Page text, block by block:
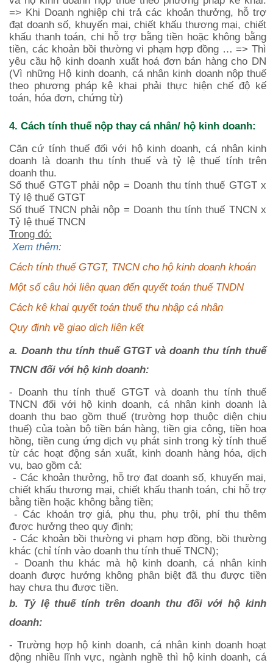
=> Khi Doanh nghiệp chi trả các khoản thưởng, hỗ trợ
đạt doanh số, khuyến mại, chiết khấu thương mại, chiết
khấu thanh toán, chi hỗ trợ bằng tiền hoặc không bằng
tiền, các khoản bồi thường vi phạm hợp đồng … => Thì
yêu cầu hộ kinh doanh xuất hoá đơn bán hàng cho DN
(Vì những Hộ kinh doanh, cá nhân kinh doanh nộp thuế
theo phương pháp kê khai phải thực hiện chế độ kế
toán, hóa đơn, chứng từ)
4. Cách tính thuế nộp thay cá nhân/ hộ kinh doanh:
Căn cứ tính thuế đối với hộ kinh doanh, cá nhân kinh
doanh là doanh thu tính thuế và tỷ lệ thuế tính trên
doanh thu.
Số thuế GTGT phải nộp = Doanh thu tính thuế GTGT x
Tỷ lệ thuế GTGT
Số thuế TNCN phải nộp = Doanh thu tính thuế TNCN x
Tỷ lệ thuế TNCN
Trong đó:
Xem thêm:
Cách tính thuế GTGT, TNCN cho hộ kinh doanh khoán
Một số câu hỏi liên quan đến quyết toán thuế TNDN
Cách kê khai quyết toán thuế thu nhập cá nhân
Quy định về giao dịch liên kết
a. Doanh thu tính thuế GTGT và doanh thu tính thuế
TNCN đối với hộ kinh doanh:
- Doanh thu tính thuế GTGT và doanh thu tính thuế
TNCN đối với hộ kinh doanh, cá nhân kinh doanh là
doanh thu bao gồm thuế (trường hợp thuộc diện chịu
thuế) của toàn bộ tiền bán hàng, tiền gia công, tiền hoa
hồng, tiền cung ứng dịch vụ phát sinh trong kỳ tính thuế
từ các hoạt động sản xuất, kinh doanh hàng hóa, dịch
vụ, bao gồm cả:
- Các khoản thưởng, hỗ trợ đạt doanh số, khuyến mại,
chiết khấu thương mại, chiết khấu thanh toán, chi hỗ trợ
bằng tiền hoặc không bằng tiền;
- Các khoản trợ giá, phụ thu, phụ trội, phí thu thêm
được hưởng theo quy định;
- Các khoản bồi thường vi phạm hợp đồng, bồi thường
khác (chỉ tính vào doanh thu tính thuế TNCN);
- Doanh thu khác mà hộ kinh doanh, cá nhân kinh
doanh được hưởng không phân biệt đã thu được tiền
hay chưa thu được tiền.
b. Tỷ lệ thuế tính trên doanh thu đối với hộ kinh
doanh:
- Trường hợp hộ kinh doanh, cá nhân kinh doanh hoạt
động nhiều lĩnh vực, ngành nghề thì hộ kinh doanh, cá